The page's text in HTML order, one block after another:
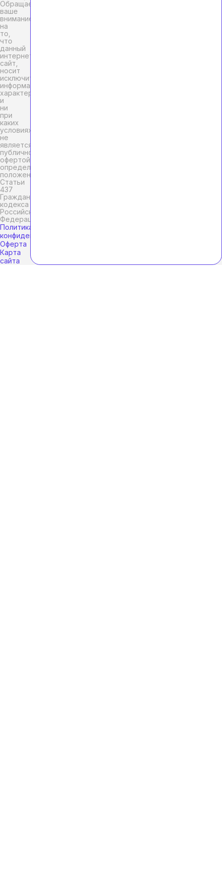
Обращаем
ваше
внимание
на
то,
что
данный
интернет-
сайт,
носит
исключительно
информационный
характер
и
ни
при
каких
условиях
не
является
публичной
офертой,
определяемой
положениями
Статьи
437
Гражданского
кодекса
Российской
Федерации.
Политика
конфиденциальности
Оферта
Карта
сайта